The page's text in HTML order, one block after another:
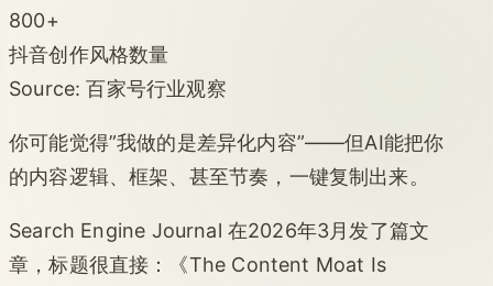
800+
抖音创作风格数量
Source: 百家号行业观察
你可能觉得”我做的是差异化内容”——但AI能把你
的内容逻辑、框架、甚至节奏，一键复制出来。
Search Engine Journal 在2026年3月发了篇文
章，标题很直接：《The Content Moat Is